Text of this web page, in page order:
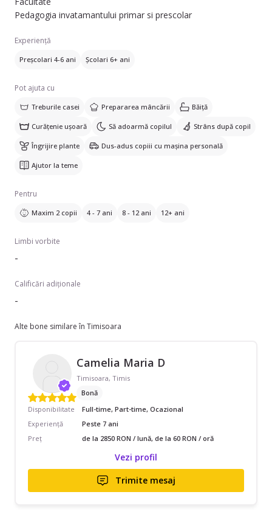
Pedagogia invatamantului primar si prescolar
Experiență
Preșcolari 4-6 ani Școlari 6+ ani
Pot ajuta cu
Treburile casei Prepararea mâncării Băiță
Curățenie ușoară Să adoarmă copilul Strâns după copil
Îngrijire plante Dus-adus copiii cu mașina personală
Ajutor la teme
Pentru
Maxim 2 copii 4 - 7 ani 8 - 12 ani 12+ ani
Limbi vorbite
-
Calificări adiționale
-
Alte bone similare în Timisoara
Camelia Maria D
Timisoara, Timis
Bonă
Disponibilitate
Full-time, Part-time, Ocazional
Experiență
Peste 7 ani
Preț
de la 2850 RON / lună, de la 60 RON / oră
Vezi profil
Trimite mesaj